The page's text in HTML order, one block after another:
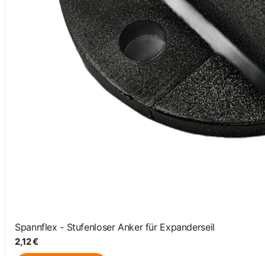
Spannflex - Stufenloser Anker für Expanderseil
2,12 €